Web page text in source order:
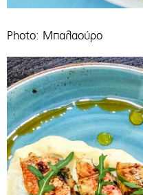
Photo: Mπαλαούρο